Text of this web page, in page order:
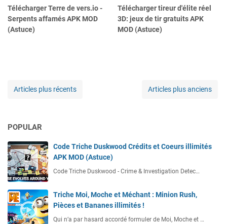
Télécharger Terre de vers.io -
Serpents affamés APK MOD
(Astuce)
Télécharger tireur d'élite réel
3D: jeux de tir gratuits APK
MOD (Astuce)
Articles plus récents Articles plus anciens
POPULAR
Code Triche Duskwood Crédits et Coeurs illimités
APK MOD (Astuce)
Code Triche Duskwood - Crime & Investigation Detec…
Triche Moi, Moche et Méchant : Minion Rush,
Pièces et Bananes illimités !
Qui n’a par hasard accordé formuler de Moi, Moche et …